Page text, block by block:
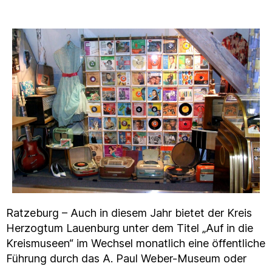
Ratzeburg – Auch in diesem Jahr bietet der Kreis
Herzogtum Lauenburg unter dem Titel „Auf in die
Kreismuseen“ im Wechsel monatlich eine öffentliche
Führung durch das A. Paul Weber-Museum oder